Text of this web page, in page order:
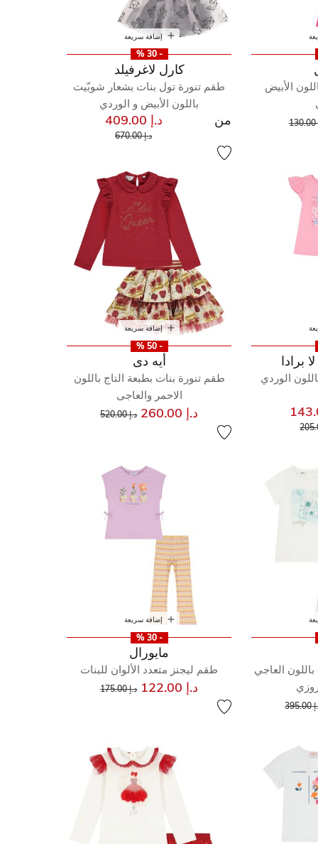
الأبيض
مخفض من
إضافة سريعة
- 30 %
كارل لاغرفيلد
طقم تنورة تول بنات بشعار شوبّيت
باللون الأبيض و الوردي
من د.إ 409.00
سعر مخفض من
د.إ 670.00 إلى
برادا
الوردي
منإلى
إضافة سريعة
- 50 %
أيه دى
طقم تنورة بنات بطبعة التاج باللون
الاحمر والعاجى
د.إ 260.00 سعر مخفض مند.إ 520.00 إلى
العاجي
سعر مخفض من
إلى
إضافة سريعة
- 30 %
مايورال
طقم ليجنز متعدد الألوان للبنات
د.إ 122.00 سعر مخفض مند.إ 175.00 إلى